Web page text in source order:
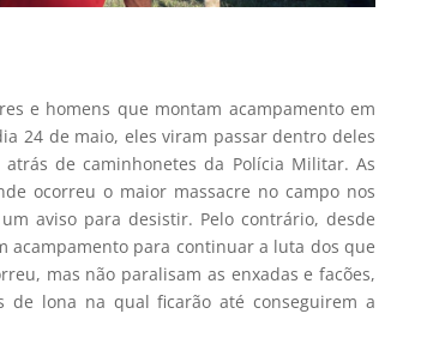
e homens que montam acampamento em
24 de maio, eles viram passar dentro deles
de caminhonetes da Polícia Militar. As
ocorreu o maior massacre no campo nos
aviso para desistir. Pelo contrário, desde
acampamento para continuar a luta dos que
mas não paralisam as enxadas e facões,
de lona na qual ficarão até conseguirem a